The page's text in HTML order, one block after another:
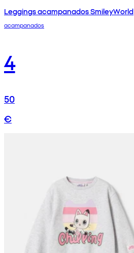
Leggings acampanados SmileyWorld
acampanados
4
50
€